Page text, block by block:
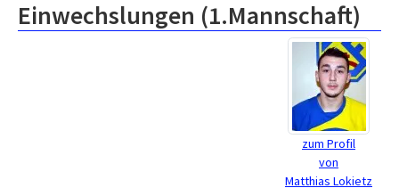
Einwechslungen (1.Mannschaft)
zum Profil
von
Matthias Lokietz